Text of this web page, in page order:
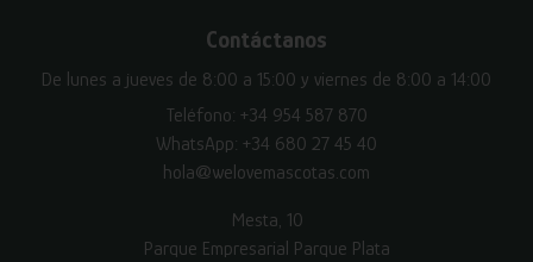
Contáctanos
De lunes a jueves de 8:00 a 15:00 y viernes de 8:00 a 14:00
Teléfono: +34 954 587 870
WhatsApp: +34 680 27 45 40
hola@welovemascotas.com
Mesta, 10
Parque Empresarial Parque Plata